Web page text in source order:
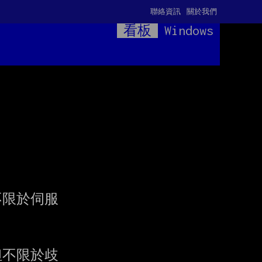
關於我們
聯絡資訊
看板 Windows
於伺服
限於歧